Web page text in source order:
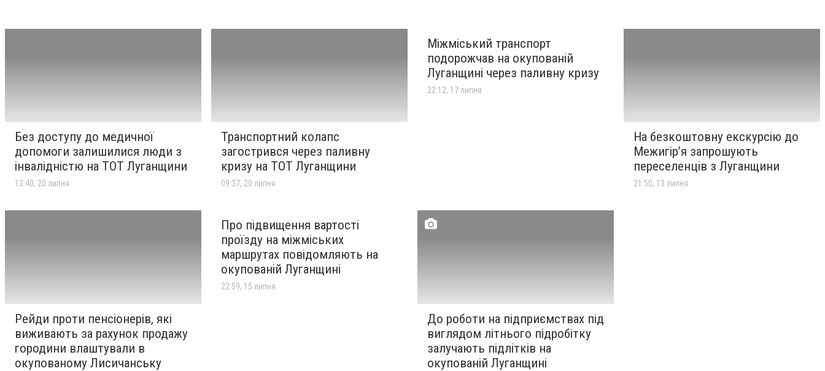
Без доступу до медичної
13:40
загострився через паливну
кризу на ТОТ Луганщини
Міжміський транспорт
подорожчав на окупованій
кризу
22:12
17 липня
Без доступу до медичної
допомоги залишилися люди з
інвалідністю на ТОТ Луганщини
13:40, 20 липня
Транспортний колапс
загострився через паливну
кризу на ТОТ Луганщини
09:37, 20 липня
Міжміський транспорт
подорожчав на окупованій
Луганщині через паливну кризу
22:12, 17 липня
Рейди проти пенсіонерів, які
виживають за рахунок продажу
городини влаштували в
окупованому Лисичанську
Про підвищення вартості
проїзду на міжміських
маршрутах повідомляють на
окупованій Луганщині
22:59, 15 липня
До роботи на підприємствах під
виглядом літнього підробітку
залучають підлітків на
окупованій Луганщині
На безкоштовну екскурсію до
Межигір’я запрошують
переселенців з Луганщини
21:50, 13 липня